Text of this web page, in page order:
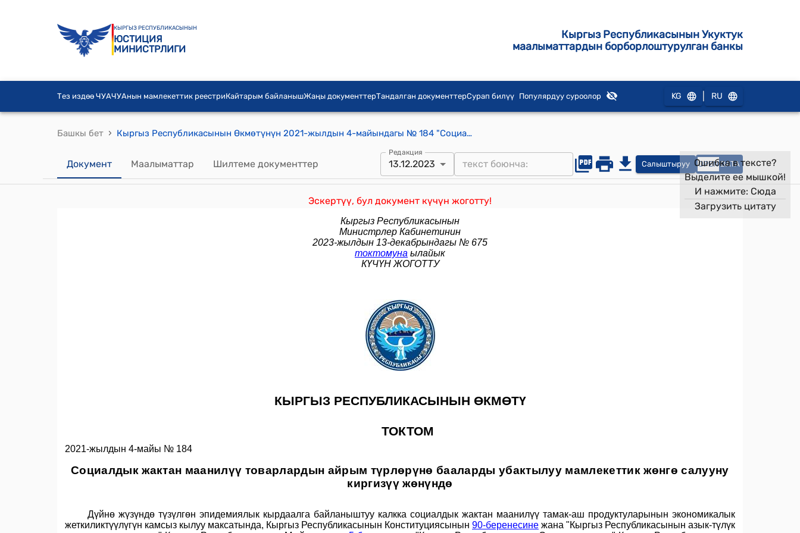
КЫРГЫЗ РЕСПУБЛИКАСЫНЫН
ЮСТИЦИЯ
МИНИСТРЛИГИ
Кыргыз Республикасынын Укуктук
маалыматтардын борборлоштурулган банкы
Тез издөө ЧУАЧУАнын мамлекеттик реестриКайтарым байланышЖаңы документтерТандалган документтерСурап билүү Популярдуу суроолор KG RU
Башкы бет › Кыргыз Республикасынын Өкмөтүнүн 2021-жылдын 4-майындагы № 184 "Социалдык жактан маанилүү товарлардын айрым түрлөрүнө бааларды убактылуу мамлекеттик жөнгө салууну киргизүү жөнүндө"
Документ Маалыматтар Шилтеме документтер
Редакция
13.12.2023 Салыштыруу OPEN DATA
Эскертүү, бул документ күчүн жоготту!
Ошибка в тексте?
Выделите ее мышкой!
И нажмите: Сюда
Загрузить цитату